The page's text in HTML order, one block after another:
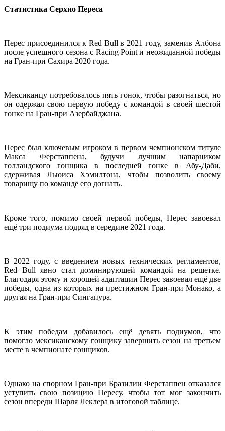
Статистика Серхио Переса
Перес присоединился к Red Bull в 2021 году, заменив Албона
после успешного сезона с Racing Point и неожиданной победы
на Гран-при Сахира 2020 года.
Мексиканцу потребовалось пять гонок, чтобы разогнаться, но
он одержал свою первую победу с командой в своей шестой
гонке на Гран-при Азербайджана.
Перес был ключевым игроком в первом чемпионском титуле
Макса Ферстаппена, будучи лучшим напарником
голландского гонщика в последней гонке в Абу-Даби,
сдерживая Льюиса Хэмилтона, чтобы позволить своему
товарищу по команде его догнать.
Кроме того, помимо своей первой победы, Перес завоевал
ещё три подиума подряд в середине 2021 года.
В 2022 году, с введением новых технических регламентов,
Red Bull явно стал доминирующей командой на решетке.
Благодаря этому и хорошей адаптации Перес завоевал ещё две
победы, одна из которых на престижном Гран-при Монако, а
другая на Гран-при Сингапура.
К этим победам добавилось ещё девять подиумов, что
помогло мексиканскому гонщику завершить сезон на третьем
месте в чемпионате гонщиков.
Однако на спорном Гран-при Бразилии Ферстаппен отказался
уступить свою позицию Пересу, чтобы тот мог закончить
сезон впереди Шарля Леклера в итоговой таблице.